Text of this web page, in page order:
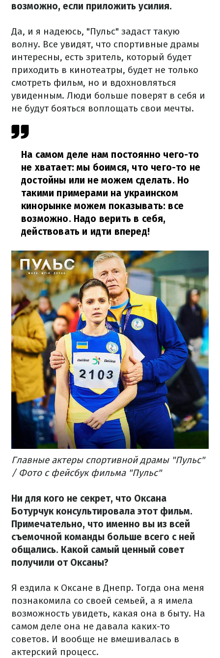
возможно, если приложить усилия.
Да, и я надеюсь, "Пульс" задаст такую
волну. Все увидят, что спортивные драмы
интересны, есть зритель, который будет
приходить в кинотеатры, будет не только
смотреть фильм, но и вдохновляться
увиденным. Люди больше поверят в себя и
не будут бояться воплощать свои мечты.
На самом деле нам постоянно чего-то
не хватает: мы боимся, что чего-то не
достойны или не можем сделать. Но
такими примерами на украинском
кинорынке можем показывать: все
возможно. Надо верить в себя,
действовать и идти вперед!
Главные актеры спортивной драмы "Пульс"
/ Фото с фейсбук фильма "Пульс"
Ни для кого не секрет, что Оксана
Ботурчук консультировала этот фильм.
Примечательно, что именно вы из всей
съемочной команды больше всего с ней
общались. Какой самый ценный совет
получили от Оксаны?
Я ездила к Оксане в Днепр. Тогда она меня
познакомила со своей семьей, а я имела
возможность увидеть, какая она в быту. На
самом деле она не давала каких-то
советов. И вообще не вмешивалась в
актерский процесс.